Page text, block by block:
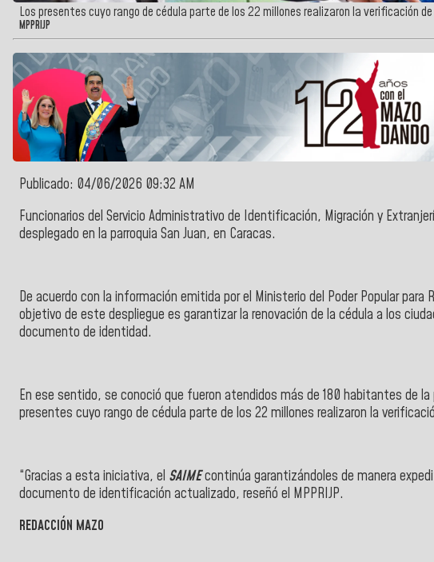
Los presentes cuyo rango de cédula parte de los 22 millones realizaron la verificación
MPPRIJP
Publicado: 04/06/2026 09:32 AM
Funcionarios del Servicio Administrativo de Identificación, Migración y
desplegado en la parroquia San Juan, en Caracas.
De acuerdo con la información emitida por el Ministerio del Poder Popular
objetivo de este despliegue es garantizar la renovación de la cédula a los
documento de identidad.
En ese sentido, se conoció que fueron atendidos más de 180 habitantes de
presentes cuyo rango de cédula parte de los 22 millones realizaron la
“Gracias a esta iniciativa, el SAIMEcontinúa garantizándoles de manera
documento de identificación actualizado, reseñó el MPPRIJP.
REDACCIÓN MAZO